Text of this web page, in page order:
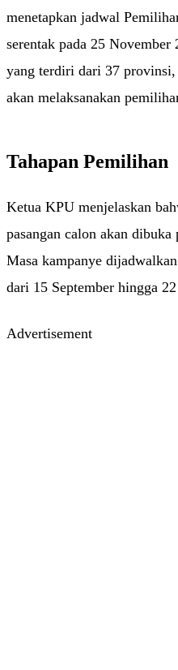
menetapkan jadwal
serentak pada 25 November
yang terdiri dari 37 provinsi,
akan melaksanakan
Tahapan Pemilihan
Ketua KPU menjelaskan
pasangan calon akan
Masa kampanye
dari 15 September hingga
Advertisement